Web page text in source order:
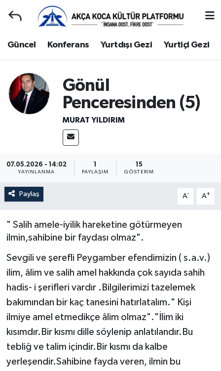
Güncel Konferans Yurtdışı Gezi Yurtiçi Gezi
Gönül
Penceresinden (5)
MURAT YILDIRIM
07.05.2026 - 14:02
YAYINLANMA
1
PAYLAŞIM
15
GÖSTERIM
Paylaş A- A+
" Salih amele-iyilik hareketine götürmeyen
ilmin,sahibine bir faydası olmaz".
Sevgili ve şerefli Peygamber efendimizin ( s.a.v.)
ilim, âlim ve salih amel hakkında çok sayıda sahih
hadis- i şerifleri vardır .Bilgilerimizi tazelemek
bakımından bir kaç tanesini hatırlatalım." Kişi
ilmiye amel etmedikçe âlim olmaz"."İlim iki
kısımdır.Bir kısmı dille söylenip anlatılandır.Bu
tebliğ ve talim içindir.Bir kısmı da kalbe
yerleşendir.Sahibine fayda veren, ilmin bu
Gençlerle Başbaşa
Güncel
Konferans
Yurtdışı Gezi
Yurtiçi Gezi
Ziyaretler
Yönetim Kurulu
Yüksek İstişare Kurulu
Sanat
Kocaeli Hava Durumu
Kocaeli Namaz Vakitleri
Kocaeli Trafik Yoğunluk Haritası
Süper Lig Puan Durumu ve Fikstür
Tüm Manşetler
Son Dakika Haberleri